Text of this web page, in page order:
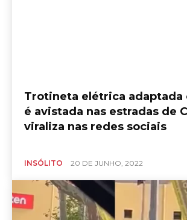
Trotineta elétrica adaptada
é avistada nas estradas de
viraliza nas redes sociais
INSÓLITO 20 DE JUNHO, 2022